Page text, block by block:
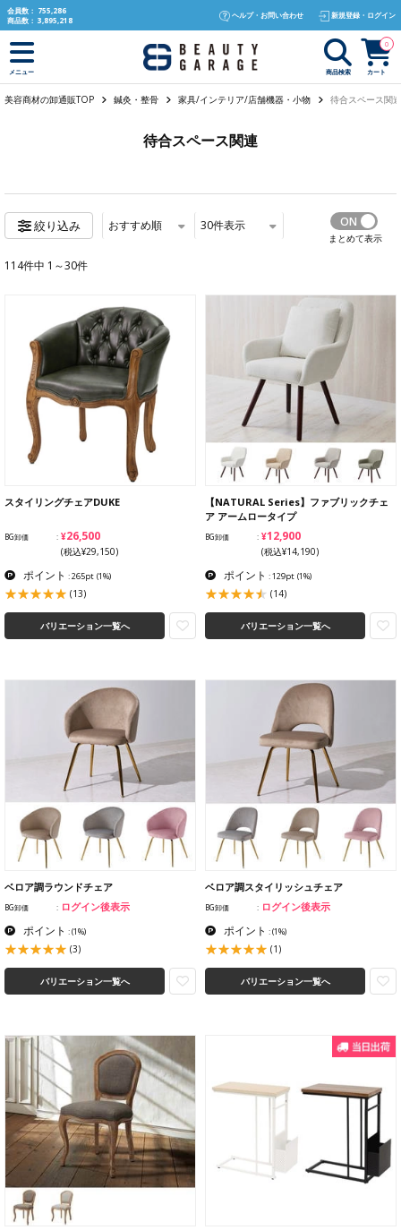
text.skipToContent
text.skipToNavigation
会員数： 755,286
商品数： 3,895,218
ヘルプ・お問い合わせ 新規登録・ログイン
メニュー 商品検索 カート
0
美容商材の卸通販TOP 鍼灸・整骨 家具/インテリア/店舗機器・小物 待合スペース関連
待合スペース関連
絞り込み おすすめ順 30件表示
まとめて表示
114件中 1～30件
スタイリングチェアDUKE
BG卸価 ¥26,500
(税込¥29,150)
ポイント : 265pt (1%)
(13)
バリエーション一覧へ
【NATURAL Series】ファブリックチェ
ア アームロータイプ
BG卸価 ¥12,900
(税込¥14,190)
ポイント : 129pt (1%)
(14)
バリエーション一覧へ
ベロア調ラウンドチェア
BG卸価 ログイン後表示
ポイント :(1%)
(3)
バリエーション一覧へ
ベロア調スタイリッシュチェア
BG卸価 ログイン後表示
ポイント :(1%)
(1)
バリエーション一覧へ